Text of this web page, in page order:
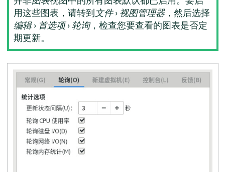
用这些图表，请转到文件› 视图管理器，然后选择
编辑› 首选项› 轮询，检查您要查看的图表是否定
期更新。